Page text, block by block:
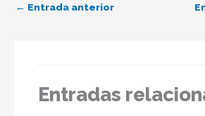
← Entrada anterior
Entradas